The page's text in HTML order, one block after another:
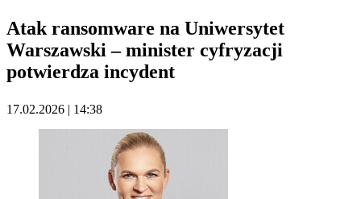
Atak ransomware na Uniwersytet
Warszawski – minister cyfryzacji
potwierdza incydent
17.02.2026 | 14:38